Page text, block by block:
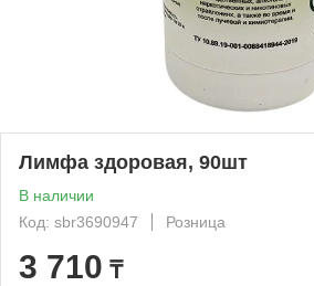
Лимфа здоровая, 90шт
В наличии
Код: sbr3690947
Розница
3 710 ₸